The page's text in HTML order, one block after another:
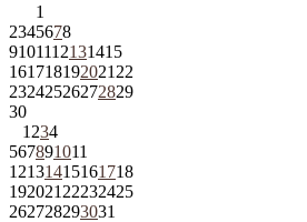
1
2345678
9101112131415
161718192021 22
23242526272829
30
1 234
567891011
12131415161718
192021 22232425
262728293031